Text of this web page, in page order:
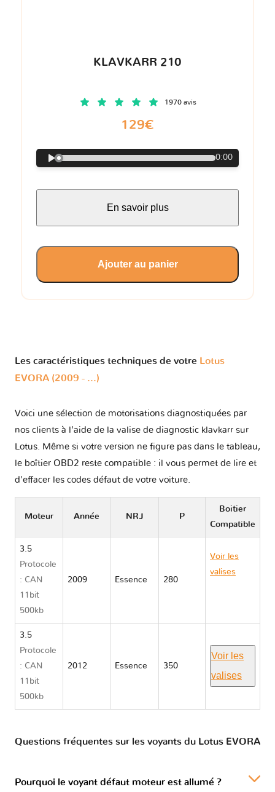
KLAVKARR 210
1970 avis
129€
0:00
En savoir plus
Ajouter au panier
Les caractéristiques techniques de votre Lotus
EVORA (2009 - ...)
Voici une sélection de motorisations diagnostiquées par
nos clients à l'aide de la valise de diagnostic klavkarr sur
Lotus. Même si votre version ne figure pas dans le tableau,
le boîtier OBD2 reste compatible : il vous permet de lire et
d'effacer les codes défaut de votre voiture.
Moteur Année NRJ P
Boitier
Compatible
3.5
Protocole
: CAN
11bit
500kb
2009 Essence 280
Voir les
valises
3.5
Protocole
: CAN
11bit
500kb
2012 Essence 350
Voir les
valises
Questions fréquentes sur les voyants du Lotus EVORA
Pourquoi le voyant défaut moteur est allumé ?